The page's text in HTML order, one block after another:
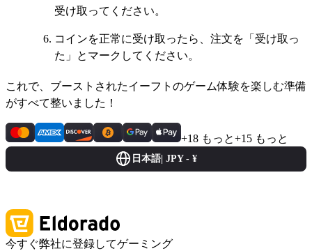
受け取ってください。
コインを正常に受け取ったら、注文を「受け取っ
た」とマークしてください。
これで、ブーストされたイーフトのゲーム体験を楽しむ準備
がすべて整いました！
+18 もっと+15 もっと
日本語 JPY - ¥
今すぐ弊社に登録してゲーミング